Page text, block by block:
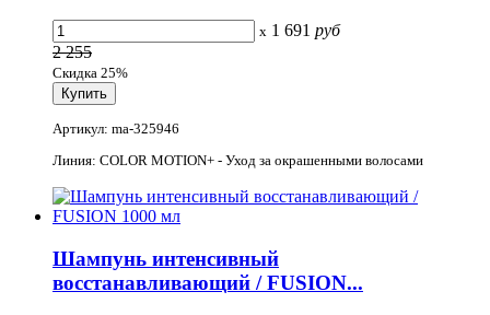
x 1 691 руб
2 255
Скидка 25%
Артикул: ma-325946
Линия: COLOR MOTION+ - Уход за окрашенными волосами
Шампунь интенсивный
восстанавливающий / FUSION...